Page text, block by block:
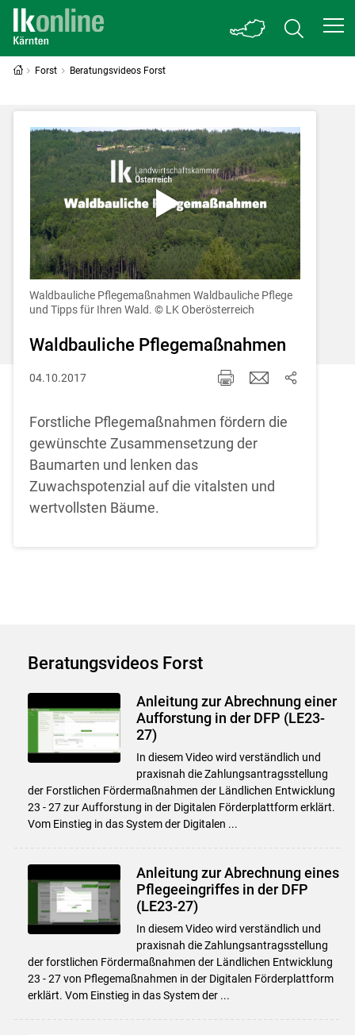
Forst Beratungsvideos Forst
Waldbauliche Pflegemaßnahmen Waldbauliche Pflege
und Tipps für Ihren Wald. © LK Oberösterreich
Waldbauliche Pflegemaßnahmen
04.10.2017
Forstliche Pflegemaßnahmen fördern die
gewünschte Zusammensetzung der
Baumarten und lenken das
Zuwachspotenzial auf die vitalsten und
wertvollsten Bäume.
Beratungsvideos Forst
Anleitung zur Abrechnung einer
Aufforstung in der DFP (LE23-
27)
In diesem Video wird verständlich und
praxisnah die Zahlungsantragsstellung
der Forstlichen Fördermaßnahmen der Ländlichen Entwicklung
23 - 27 zur Aufforstung in der Digitalen Förderplattform erklärt.
Vom Einstieg in das System der Digitalen ...
Anleitung zur Abrechnung eines
Pflegeeingriffes in der DFP
(LE23-27)
In diesem Video wird verständlich und
praxisnah die Zahlungsantragsstellung
der forstlichen Fördermaßnahmen der Ländlichen Entwicklung
23 - 27 von Pflegemaßnahmen in der Digitalen Förderplattform
erklärt. Vom Einstieg in das System der ...